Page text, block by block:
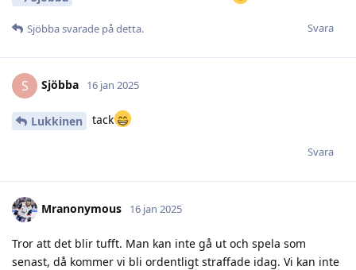
Svara
Sjöbbasvarade på detta.
S Sjöbba 16 jan 2025
Lukkinen tack
Svara
Mranonymous 16 jan 2025
Tror att det blir tufft. Man kan inte gå ut och spela som
senast, då kommer vi bli ordentligt straffade idag. Vi kan inte